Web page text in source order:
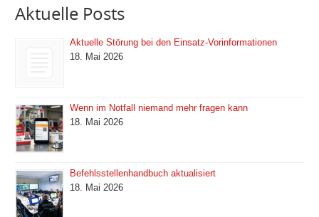
Aktuelle Posts
Aktuelle Störung bei den Einsatz-Vorinformationen
18. Mai 2026
Wenn im Notfall niemand mehr fragen kann
18. Mai 2026
Befehlsstellenhandbuch aktualisiert
18. Mai 2026